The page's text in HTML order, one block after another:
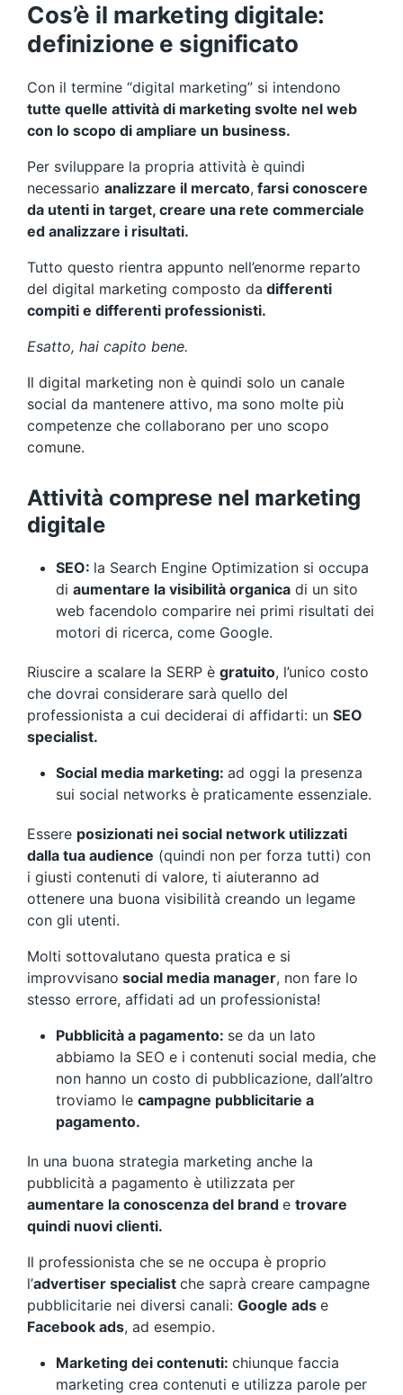
Cos’è il marketing digitale:
definizione e significato
Con il termine “digital marketing” si intendono
tutte quelle attività di marketing svolte nel web
con lo scopo di ampliare un business.
Per sviluppare la propria attività è quindi
necessario analizzare il mercato, farsi conoscere
da utenti in target, creare una rete commerciale
ed analizzare i risultati.
Tutto questo rientra appunto nell’enorme reparto
del digital marketing composto da differenti
compiti e differenti professionisti.
Esatto, hai capito bene.
Il digital marketing non è quindi solo un canale
social da mantenere attivo, ma sono molte più
competenze che collaborano per uno scopo
comune.
Attività comprese nel marketing
digitale
SEO: la Search Engine Optimization si occupa
di aumentare la visibilità organica di un sito
web facendolo comparire nei primi risultati dei
motori di ricerca, come Google.
Riuscire a scalare la SERP è gratuito, l’unico costo
che dovrai considerare sarà quello del
professionista a cui deciderai di affidarti: un SEO
specialist.
Social media marketing: ad oggi la presenza
sui social networks è praticamente essenziale.
Essere posizionati nei social network utilizzati
dalla tua audience (quindi non per forza tutti) con
i giusti contenuti di valore, ti aiuteranno ad
ottenere una buona visibilità creando un legame
con gli utenti.
Molti sottovalutano questa pratica e si
improvvisano social media manager, non fare lo
stesso errore, affidati ad un professionista!
Pubblicità a pagamento: se da un lato
abbiamo la SEO e i contenuti social media, che
non hanno un costo di pubblicazione, dall’altro
troviamo le campagne pubblicitarie a
pagamento.
In una buona strategia marketing anche la
pubblicità a pagamento è utilizzata per
aumentare la conoscenza del brand e trovare
quindi nuovi clienti.
Il professionista che se ne occupa è proprio
l’advertiser specialist che saprà creare campagne
pubblicitarie nei diversi canali: Google ads e
Facebook ads, ad esempio.
Marketing dei contenuti: chiunque faccia
marketing crea contenuti e utilizza parole per